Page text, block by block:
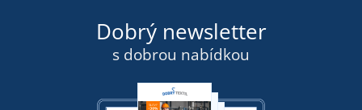
Dobrý newsletter
s dobrou nabídkou